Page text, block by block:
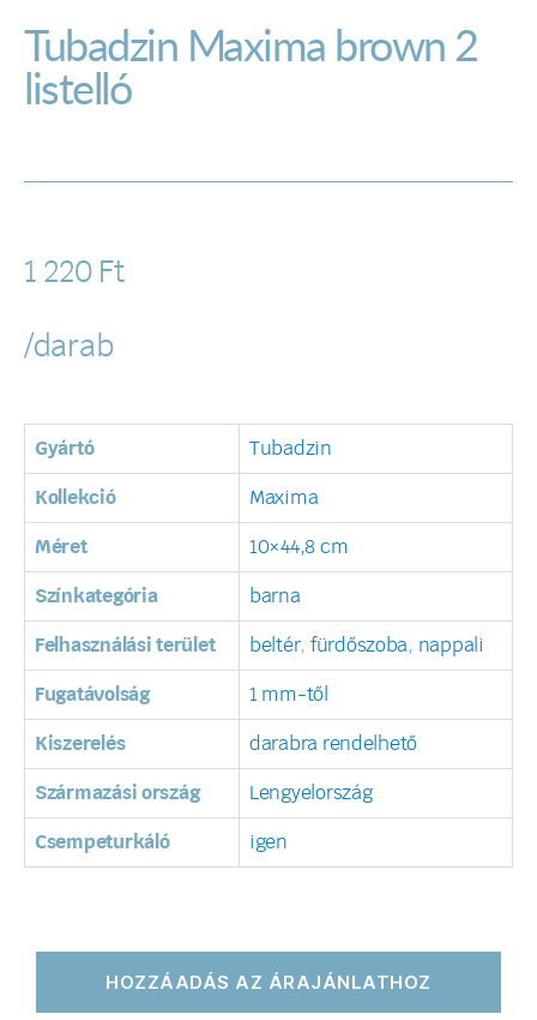
Tubadzin Maxima brown 2
listelló
1 220 Ft
/darab
Gyártó Tubadzin
Kollekció Maxima
Méret 10×44,8 cm
Színkategória barna
Felhasználási terület beltér, fürdőszoba, nappali
Fugatávolság 1 mm-től
Kiszerelés darabra rendelhető
Származási ország Lengyelország
Csempeturkáló igen
HOZZÁADÁS AZ ÁRAJÁNLATHOZ